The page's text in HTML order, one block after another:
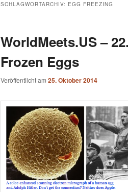
SCHLAGWORTARCHIV: EGG FREEZING
WorldMeets.US –
Frozen Eggs
Veröffentlicht am 25. Oktober 2014